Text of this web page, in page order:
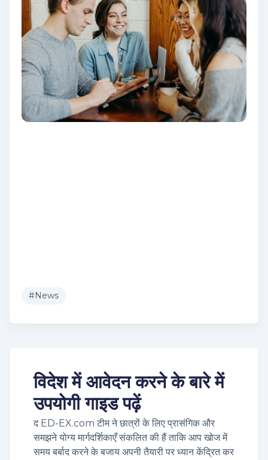
#News
विदेश में आवेदन करने के बारे में
उपयोगी गाइड पढ़ें
द ED-EX.com टीम ने छात्रों के लिए प्रासंगिक और
समझने योग्य मार्गदर्शिकाएँ संकलित की हैं ताकि आप खोज में
समय बर्बाद करने के बजाय अपनी तैयारी पर ध्यान केंद्रित कर